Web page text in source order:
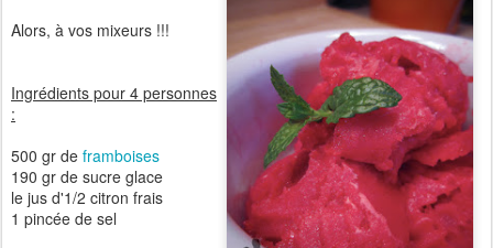
Alors, à vos mixeurs !!!
Ingrédients pour 4 personnes
:
500 gr de framboises
190 gr de sucre glace
le jus d'1/2 citron frais
1 pincée de sel